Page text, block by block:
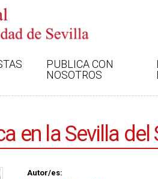
PUBLICA CON
NOSOTROS
en la Sevilla del
Autor/es: